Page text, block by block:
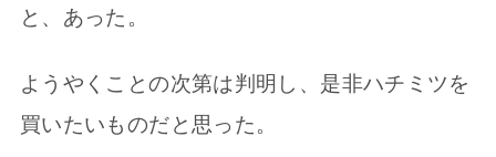
と、あった。
ようやくことの次第は判明し、是非ハチミツを
買いたいものだと思った。